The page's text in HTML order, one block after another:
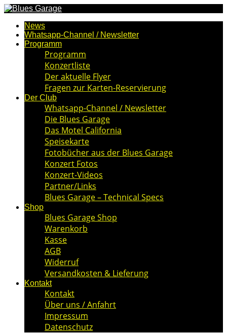
News
Whatsapp-Channel / Newsletter
Programm
Programm
Konzertliste
Der aktuelle Flyer
Fragen zur Karten-Reservierung
Der Club
Whatsapp-Channel / Newsletter
Die Blues Garage
Das Motel California
Speisekarte
Fotobücher aus der Blues Garage
Konzert Fotos
Konzert-Videos
Partner/Links
Blues Garage – Technical Specs
Shop
Blues Garage Shop
Warenkorb
Kasse
AGB
Widerruf
Versandkosten & Lieferung
Kontakt
Kontakt
Über uns / Anfahrt
Impressum
Datenschutz